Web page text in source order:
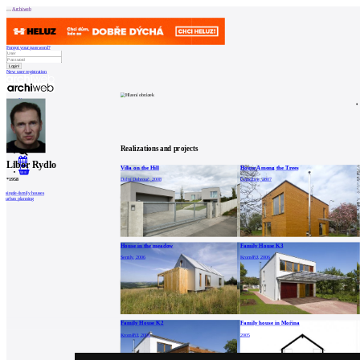
Archiweb
Forgot your password?
New user registration
News
Architects
Buildings
E-shop
Job find
157
cz
0
Libor Rydlo
*1958
single-family houses
urban planning
Realizations and projects
Villa on the Hill
Dolní Dobrouč, 2008
House Among the Trees
Černožice, 2007
House in the meadow
Semily, 2006
Family House K3
Kroměříž, 2006
Family House K2
Kroměříž, 2006
Family house in Mořina
2005